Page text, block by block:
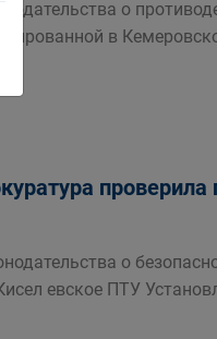
о
в
проверила
о
евское ПТУ